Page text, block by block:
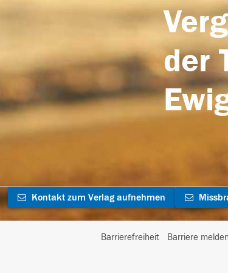
der
Kontakt zum Verlag aufnehmen
Barrierefreiheit Barriere melden